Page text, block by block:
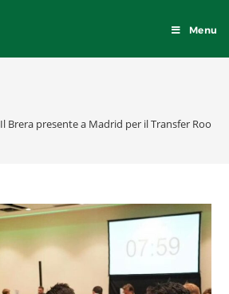
Menu
Il Brera presente a Madrid per il Transfer Room